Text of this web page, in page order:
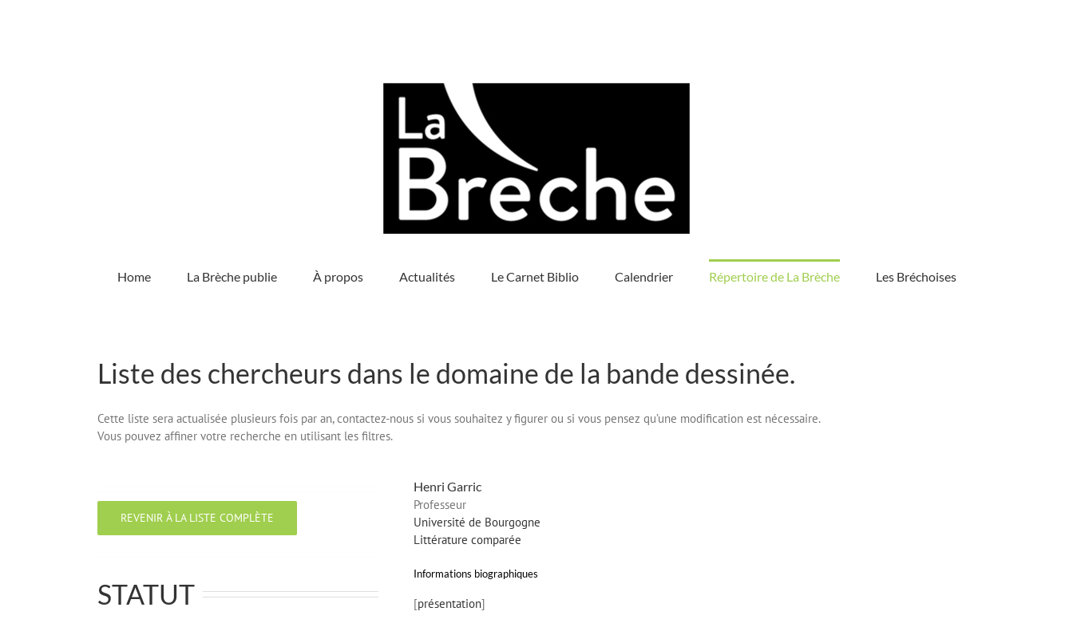
Home La Brèche publie À propos Actualités Le Carnet Biblio Calendrier Répertoire de La Brèche Les Bréchoises
Liste des chercheurs dans le domaine de la bande dessinée.
Cette liste sera actualisée plusieurs fois par an, contactez-nous si vous souhaitez y figurer ou si vous pensez qu’une modification est nécessaire.
Vous pouvez affiner votre recherche en utilisant les filtres.
REVENIR À LA LISTE COMPLÈTE
STATUT
Henri Garric
Professeur
Université de Bourgogne
Littérature comparée
Informations biographiques
[présentation]